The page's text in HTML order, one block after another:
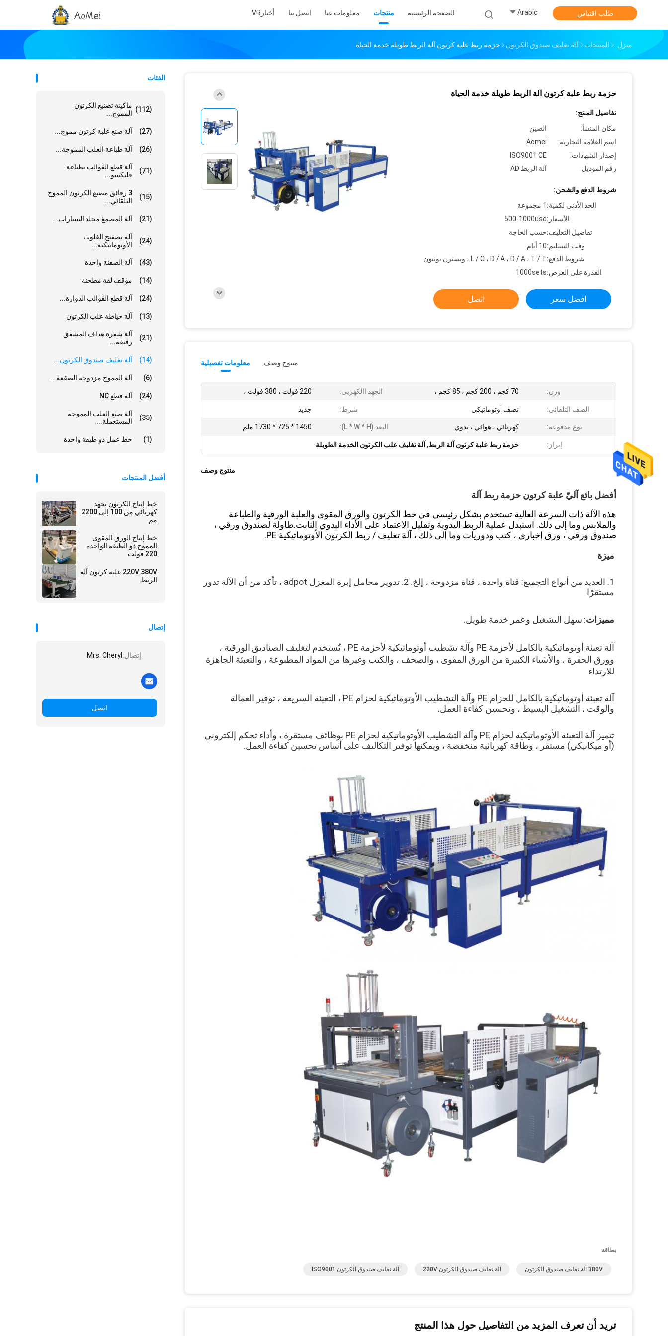
الصفحة الرئيسية منتجات معلومات عنا اتصل بنا أخبار VR Arabic طلب اقتباس
منزل المنتجات آلة تغليف صندوق الكرتون حزمة ربط علبة كرتون آلة الربط طويلة خدمة الحياة
الفئات
ماكينة تصنيع الكرتون
المموج...
(112)
آلة صنع علبة كرتون مموج... (27)
آلة طباعة العلب المموجة... (26)
آلة قطع القوالب بطباعة
فليكسو...
(71)
3 رقائق مصنع الكرتون المموج
التلقائي...
(15)
آلة المصمغ مجلد السيارات... (21)
آلة تصفيح الفلوت
الأوتوماتيكية...
(24)
آلة الصفنة واحدة (43)
موقف لفة مطحنة (14)
آلة قطع القوالب الدوارة... (24)
آلة خياطة علب الكرتون (13)
آلة شفرة هداف المشقق
رقيقة...
(21)
آلة تغليف صندوق الكرتون... (14)
آلة المموج مزدوجة الصفعة... (6)
آلة قطع NC (24)
آلة صنع العلب المموجة
المستعملة...
(35)
خط عمل ذو طبقة واحدة (1)
أفضل المنتجات
خط إنتاج الكرتون بجهد
كهربائي من 100 إلى 2200
مم
خط إنتاج الورق المقوى
المموج ذو الطبقة الواحدة
220 فولت
220V 380V علبة كرتون آلة
الربط
إتصال
إتصال: Mrs. Cheryl
اتصل
حزمة ربط علبة كرتون آلة الربط طويلة خدمة الحياة
تفاصيل المنتج:
مكان المنشأ:
الصين
اسم العلامة التجارية:
Aomei
إصدار الشهادات:
ISO9001 CE
رقم الموديل:
آلة الربط AD
شروط الدفع والشحن:
الحد الأدنى لكمية: 1 مجموعة
الأسعار:500-1000usd
تفاصيل التغليف:حسب الحاجة
وقت التسليم:10 أيام
شروط الدفع:L / C ، D / A ، D / A ، T / T ، ويسترن يونيون
القدرة على العرض:1000sets
افضل سعر اتصل
معلومات تفصيلية منتوج وصف
وزن: 70 كجم ، 200 كجم ، 85 كجم ، الجهد االكهربى: 220 فولت ، 380 فولت ،
الصف التلقائي: نصف أوتوماتيكي شرط: جديد
نوع مدفوعة: كهربائي ، هوائي ، يدوي البعد (L * W * H): 1450 * 725 * 1730 ملم
إبراز: حزمة ربط علبة كرتون آلة الربط, آلة تغليف علب الكرتون الخدمة الطويلة
منتوج وصف
أفضل بائع آليّ علبة كرتون حزمة ربط آلة
هذه الآلة ذات السرعة العالية تستخدم بشكل رئيسي في خط الكرتون والورق المقوى والعلبة الورقية والطباعة
والملابس وما إلى ذلك. استبدل عملية الربط اليدوية وتقليل الاعتماد على الأداء اليدوي الثابت.طاولة لصندوق ورقي ،
صندوق ورقي ، ورق إخباري ، كتب ودوريات وما إلى ذلك ، آلة تغليف / ربط الكرتون الأوتوماتيكية PE.
ميزة
مستقرًا
مميزات: سهل التشغيل وعمر خدمة طويل.
للارتداء
والوقت ، التشغيل البسيط ، وتحسين كفاءة العمل.
(أو ميكانيكي) مستقر ، وطاقة كهربائية منخفضة ، ويمكنها توفير التكاليف على أساس تحسين كفاءة العمل.
بطاقة:
380V آلة تغليف صندوق الكرتون آلة تغليف صندوق الكرتون 220V آلة تغليف صندوق الكرتون ISO9001
تريد أن تعرف المزيد من التفاصيل حول هذا المنتج